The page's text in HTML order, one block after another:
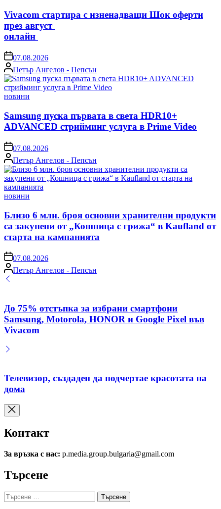
Vivacom стартира с изненадващи Шок оферти
през август
онлайн
on07.08.2026
Posted
by
Петър Ангелов - Пепсън
Posted
новини
Samsung пуска първата в света HDR10+
ADVANCED стрийминг услуга в Prime Video
on07.08.2026
Posted
by
Петър Ангелов - Пепсън
Posted
новини
Близо 6 млн. броя основни хранителни продукти
са закупени от „Кошница с грижа“ в Kaufland от
старта на кампанията
on07.08.2026
Posted
by
Петър Ангелов - Пепсън
До 75% отстъпка за избрани смартфони
Samsung, Motorola, HONOR и Google Pixel във
Vivacom
Телевизор, създаден да подчертае красотата на
дома
Контакт
За връзка с нас: p.media.group.bulgaria@gmail.com
Търсене
Търсене
за: